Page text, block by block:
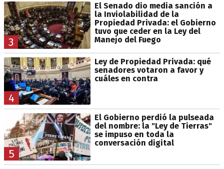
3
El Senado dio media sanción a
la Inviolabilidad de la
Propiedad Privada: el Gobierno
tuvo que ceder en la Ley del
Manejo del Fuego
4
Ley de Propiedad Privada: qué
senadores votaron a favor y
cuáles en contra
5
El Gobierno perdió la pulseada
del nombre: la "Ley de Tierras"
se impuso en toda la
conversación digital